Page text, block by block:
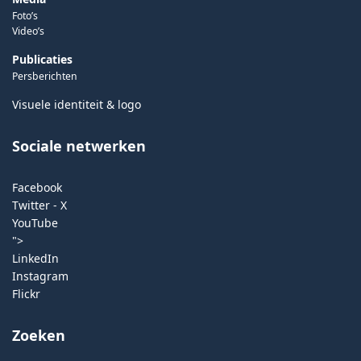
Foto’s
Video’s
Publicaties
Persberichten
Visuele identiteit & logo
Sociale netwerken
Facebook
Twitter - X
YouTube
">
LinkedIn
Instagram
Flickr
Zoeken